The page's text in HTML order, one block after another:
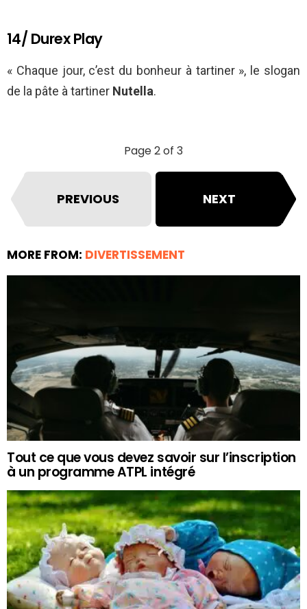
14/ Durex Play
« Chaque jour, c’est du bonheur à tartiner », le slogan
de la pâte à tartiner Nutella.
Page 2 of 3
PREVIOUS NEXT
MORE FROM: DIVERTISSEMENT
Tout ce que vous devez savoir sur l’inscription
à un programme ATPL intégré